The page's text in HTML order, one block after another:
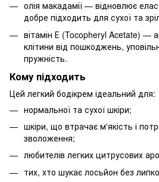
олія макадамії — відновлює
добре підходить для сухої та
вітамін Е (Tocopheryl Acetate) —
клітини від пошкоджень,
пружність.
Кому підходить
Цей легкий бодікрем ідеальний для:
нормальної та сухої шкіри;
шкіри, що втрачає м'якість і
зволоження;
любителів легких цитрусових
тих, хто шукає лосьйон без